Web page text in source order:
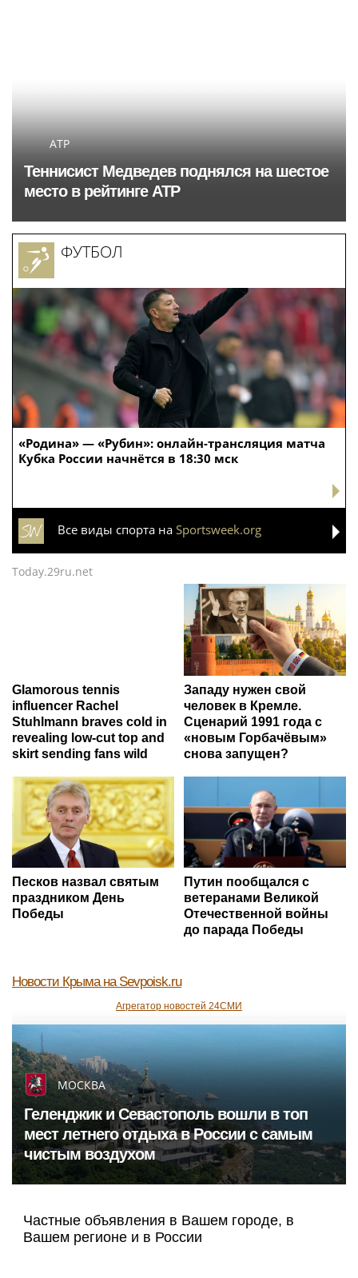
ATP
Теннисист Медведев поднялся на шестое
место в рейтинге ATP
«Родина» — «Рубин»: онлайн-трансляция матча
Кубка России начнётся в 18:30 мск
ФУТБОЛ
Все виды спорта на Sportsweek.org
Today.29ru.net
Glamorous tennis
influencer Rachel
Stuhlmann braves cold in
revealing low-cut top and
skirt sending fans wild
Западу нужен свой
человек в Кремле.
Сценарий 1991 года с
«новым Горбачёвым»
снова запущен?
Песков назвал святым
праздником День
Победы
Путин пообщался с
ветеранами Великой
Отечественной войны
до парада Победы
Новости Крыма на Sevpoisk.ru
Агрегатор новостей 24СМИ
МОСКВА
Геленджик и Севастополь вошли в топ
мест летнего отдыха в России с самым
чистым воздухом
Частные объявления в Вашем городе, в
Вашем регионе и в России